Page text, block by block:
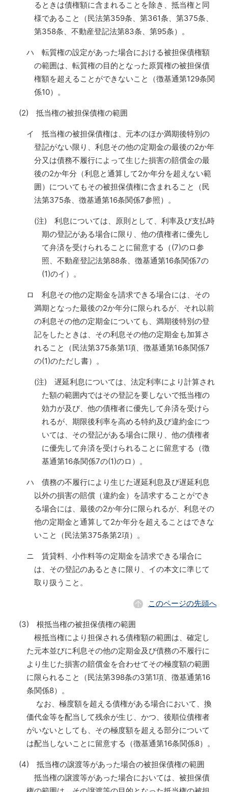
るときは債権額に含まれることを除き、抵当権と同
様であること（民法第359条、第361条、第375条、
第358条、不動産登記法第83条、第95条）。
ハ 転質権の設定があった場合における被担保債権額
の範囲は、転質権の目的となった原質権の被担保債
権額を超えることができないこと（徴基通第129条関
係10）。
(2) 抵当権の被担保債権の範囲
イ 抵当権の被担保債権は、元本のほか満期後特別の
登記がない限り、利息その他の定期金の最後の2か年
分又は債務不履行によって生じた損害の賠償金の最
後の2か年分（利息と通算して2か年分を超えない範
囲）についてもその被担保債権に含まれること（民
法第375条、徴基通第16条関係7参照）。
(注) 利息については、原則として、利率及び支払時
期の登記がある場合に限り、他の債権者に優先し
て弁済を受けられることに留意する（(7)のロ参
照、不動産登記法第88条、徴基通第16条関係7の
(1)のイ）。
ロ 利息その他の定期金を請求できる場合には、その
満期となった最後の2か年分に限られるが、それ以前
の利息その他の定期金についても、満期後特別の登
記をしたときは、その利息その他の定期金も加算さ
れること（民法第375条第1項、徴基通第16条関係7
の(1)のただし書）。
(注) 遅延利息については、法定利率により計算され
た額の範囲内ではその登記を要しないで抵当権の
効力が及び、他の債権者に優先して弁済を受けら
れるが、期限後利率を高める特約及び違約金につ
いては、その登記がある場合に限り、他の債権者
に優先して弁済を受けられることに留意する（徴
基通第16条関係7の(1)のロ）。
ハ 債務の不履行により生じた遅延利息及び遅延利息
以外の損害の賠償（違約金）を請求することができ
る場合には、最後の2か年分に限られるが、利息その
他の定期金と通算して2か年分を超えることはできな
いこと（民法第375条第2項）。
ニ 賃貸料、小作料等の定期金を請求できる場合に
は、その登記のあるときに限り、イの本文に準じて
取り扱うこと。
このページの先頭へ
(3) 根抵当権の被担保債権の範囲
根抵当権により担保される債権額の範囲は、確定し
た元本並びに利息その他の定期金及び債務の不履行に
より生じた損害の賠償金を合わせてその極度額の範囲
に限られること（民法第398条の3第1項、徴基通第16
条関係8）。
なお、極度額を超える債権がある場合において、換
価代金等を配当して残余が生じ、かつ、後順位債権者
がいないとしても、その極度額を超える部分について
は配当しないことに留意する（徴基通第16条関係8）。
(4) 抵当権の譲渡等があった場合の被担保債権の範囲
抵当権の譲渡等があった場合においては、被担保債